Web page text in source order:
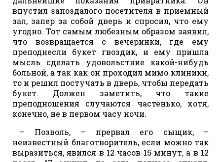
впустил запоздалого посетителя в приемный
зал, запер за собой дверь и спросил, что ему
угодно. Тот самым любезным образом заявил,
что возвращается с вечеринки, где ему
преподнесли букет гвоздик, и ему пришла
мысль сделать удовольствие какой-нибудь
больной, а так как он проходил мимо клиники,
то и решил постучать в дверь, чтобы передать
букет. Должен заметить, что такие
преподношения случаются частенько, хотя,
конечно, не в первом часу ночи.
– Позволь, – прервал его сыщик, –
неизвестный благотворитель, если можно так
выразиться, явился в 12 часов 15 минут, а в 12